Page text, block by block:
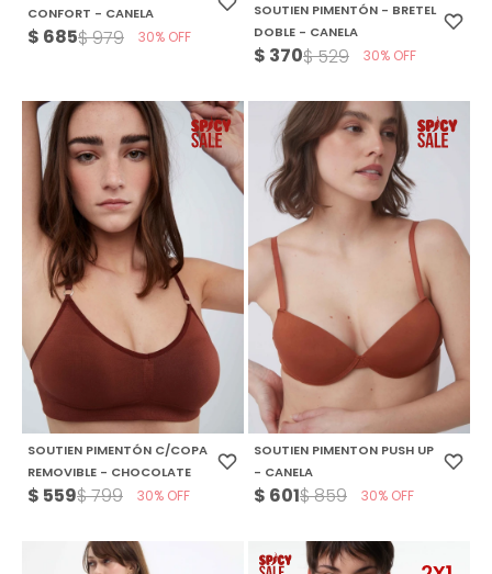
CONFORT - CANELA
$ 685$979 30
SOUTIEN PIMENTÓN - BRETEL
DOBLE - CANELA
$ 370$529 30
SOUTIEN PIMENTÓN C/COPA
REMOVIBLE - CHOCOLATE
$ 559$799 30
SOUTIEN PIMENTON PUSH UP
- CANELA
$ 601$859 30